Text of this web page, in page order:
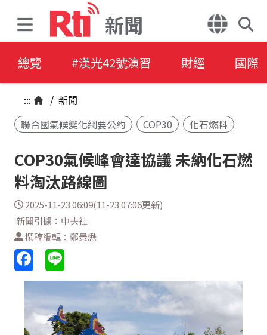
新聞
總覽 #漢光42號演習 財經 國際
::: / 新聞
聯合國氣候變化綱要公約
COP30 化石燃料
COP30氣候峰會達協議 未納化石燃
料淘汰路線圖
2025-11-23 06:09(11-23 07:06更新)
新聞引據：中央社
撰稿編輯：鄭景懋